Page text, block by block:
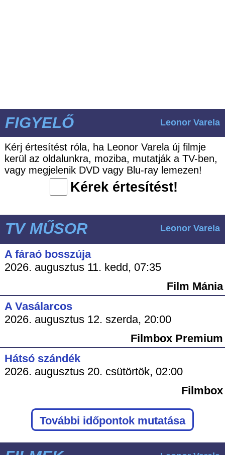
FIGYELŐ Leonor Varela
Kérj értesítést róla, ha Leonor Varela új filmje
kerül az oldalunkra, moziba, mutatják a TV-ben,
vagy megjelenik DVD vagy Blu-ray lemezen!
Kérek értesítést!
TV MŰSOR Leonor Varela
A fáraó bosszúja
2026. augusztus 11. kedd, 07:35
Film Mánia
A Vasálarcos
2026. augusztus 12. szerda, 20:00
Filmbox Premium
Hátsó szándék
2026. augusztus 20. csütörtök, 02:00
Filmbox
További időpontok mutatása